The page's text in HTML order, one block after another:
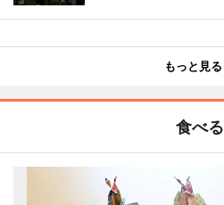
もっと見る
食べる